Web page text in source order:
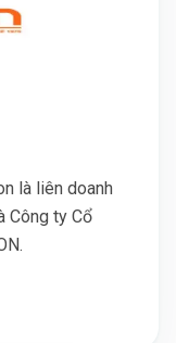
là liên doanh
Công ty Cổ